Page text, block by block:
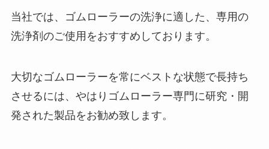
当社では、
ゴムローラーの洗浄に適した、専用の
洗浄剤のご使用をおすすめしております。
大切なゴムローラーを常にベストな状態で長持ち
させるには、やはりゴムローラー専門に研究・開
発された製品をお勧め致します。